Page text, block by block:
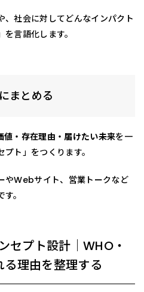
社会に対してどんなインパクト
言語化します。
まとめる
値・存在理由・届けたい未来を一
ト」をつくります。
やWebサイト、営業トークなど
。
セプト設計｜WHO・
理由を整理する